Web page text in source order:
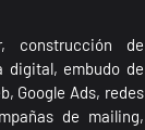
construcción de
digital, embudo de
Google Ads, redes
de mailing,